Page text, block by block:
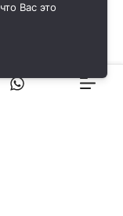
Вас это